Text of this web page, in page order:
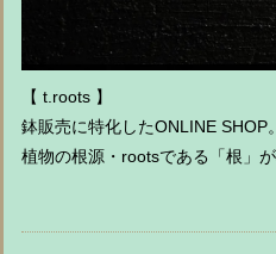
【 t.roots 】
鉢販売に特化したONLINE SHOP。
植物の根源・rootsである「根」